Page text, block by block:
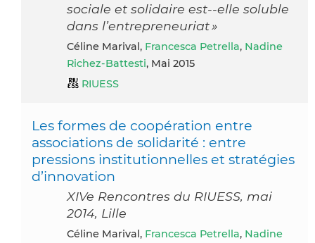
sociale et solidaire est-­‐elle soluble
dans l’entrepreneuriat »
Céline Marival, Francesca Petrella, Nadine
Richez-Battesti, Mai 2015
RIUESS
Les formes de coopération entre
associations de solidarité : entre
pressions institutionnelles et stratégies
d’innovation
XIVe Rencontres du RIUESS, mai
2014, Lille
Céline Marival, Francesca Petrella, Nadine